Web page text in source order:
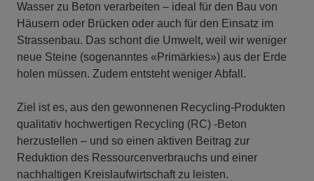
Wasser zu Beton verarbeiten – ideal für den Bau von
Häusern oder Brücken oder auch für den Einsatz im
Strassenbau. Das schont die Umwelt, weil wir weniger
neue Steine (sogenanntes «Primärkies») aus der Erde
holen müssen. Zudem entsteht weniger Abfall.
Ziel ist es, aus den gewonnenen Recycling-Produkten
qualitativ hochwertigen Recycling (RC) -Beton
herzustellen – und so einen aktiven Beitrag zur
Reduktion des Ressourcenverbrauchs und einer
nachhaltigen Kreislaufwirtschaft zu leisten.